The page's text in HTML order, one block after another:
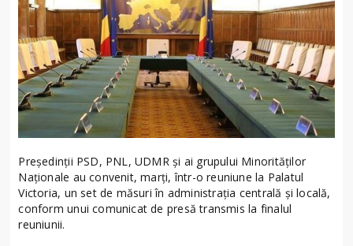
Președinții PSD, PNL, UDMR și ai grupului Minorităților
Naționale au convenit, marți, într-o reuniune la Palatul
Victoria, un set de măsuri în administrația centrală și locală,
conform unui comunicat de presă transmis la finalul
reuniunii.